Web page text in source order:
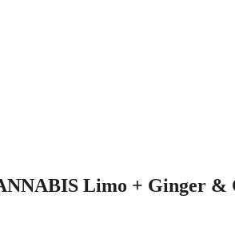
Limo + Ginger &